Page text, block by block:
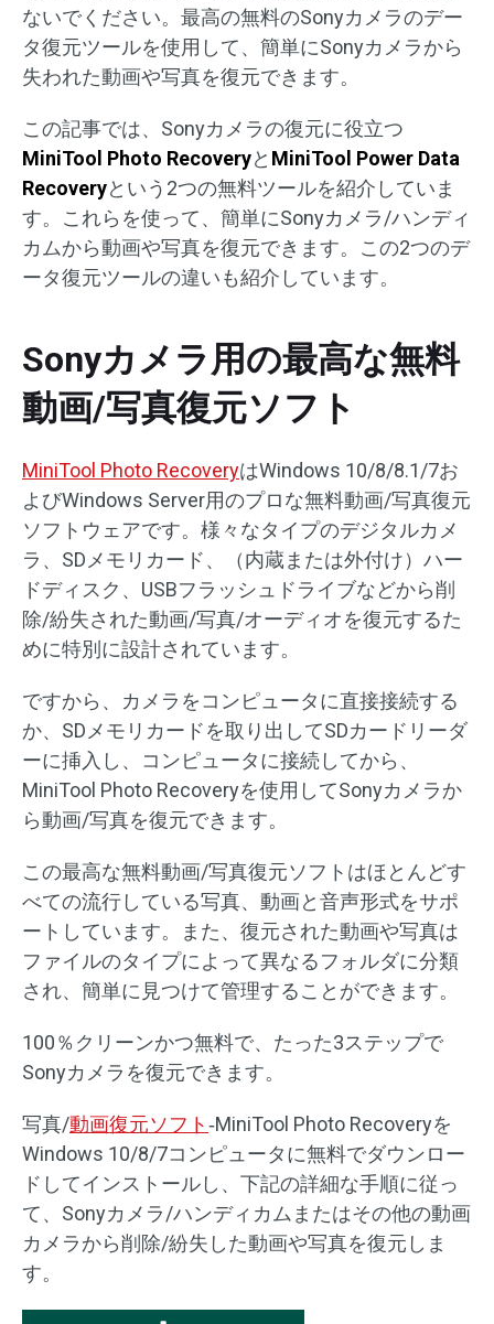
ないでください。最高の無料のSonyカメラのデー
タ復元ツールを使用して、簡単にSonyカメラから
失われた動画や写真を復元できます。
この記事では、Sonyカメラの復元に役立つ
MiniTool Photo Recoveryと MiniTool Power Data
Recoveryという2つの無料ツールを紹介していま
す。これらを使って、簡単にSonyカメラ/ハンディ
カムから動画や写真を復元できます。この2つのデ
ータ復元ツールの違いも紹介しています。
Sonyカメラ用の最高な無料
動画/写真復元ソフト
MiniTool Photo RecoveryはWindows 10/8/8.1/7お
よびWindows Server用のプロな無料動画/写真復元
ソフトウェアです。様々なタイプのデジタルカメ
ラ、SDメモリカード、（内蔵または外付け）ハー
ドディスク、USBフラッシュドライブなどから削
除/紛失された動画/写真/オーディオを復元するた
めに特別に設計されています。
ですから、カメラをコンピュータに直接接続する
か、SDメモリカードを取り出してSDカードリーダ
ーに挿入し、コンピュータに接続してから、
MiniTool Photo Recoveryを使用してSonyカメラか
ら動画/写真を復元できます。
この最高な無料動画/写真復元ソフトはほとんどす
べての流行している写真、動画と音声形式をサポ
ートしています。また、復元された動画や写真は
ファイルのタイプによって異なるフォルダに分類
され、簡単に見つけて管理することができます。
100％クリーンかつ無料で、たった3ステップで
Sonyカメラを復元できます。
写真/動画復元ソフト‐MiniTool Photo Recoveryを
Windows 10/8/7コンピュータに無料でダウンロー
ドしてインストールし、下記の詳細な手順に従っ
て、Sonyカメラ/ハンディカムまたはその他の動画
カメラから削除/紛失した動画や写真を復元しま
す。